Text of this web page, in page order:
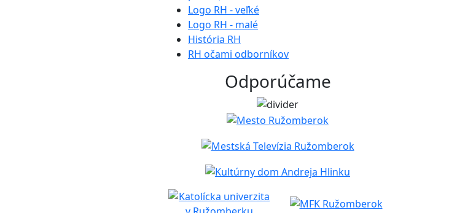
Logo RH - veľké
Logo RH - malé
História RH
RH očami odborníkov
Odporúčame